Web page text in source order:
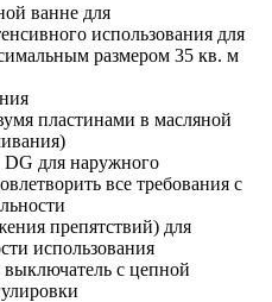
ванне для
использования для
размером 35 кв. м
пластинами в масляной
для наружного
все требования с
препятствий) для
использования
с цепной